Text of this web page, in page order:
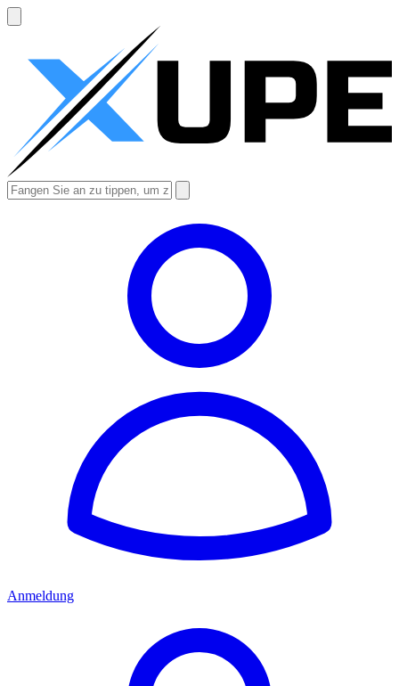
Anmeldung